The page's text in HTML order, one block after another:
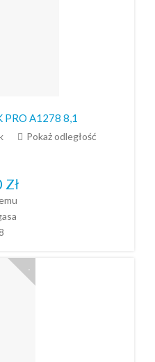
PRO A1278 8,1
Pokaż odległość
Zł